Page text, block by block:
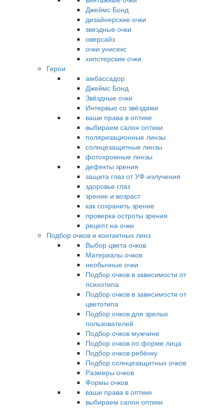
Джеймс Бонд
дизайнерские очки
звездные очки
оверсайз
очки унисекс
хипстерские очки
Герои
амбассадор
Джеймс Бонд
Звёздные очки
Интервью со звёздами
ваши права в оптике
выбираем салон оптики
поляризационные линзы
солнцезащитные линзы
фотохромные линзы
дефекты зрения
защита глаз от УФ-излучения
здоровье глаз
зрение и возраст
как сохранить зрение
проверка остроты зрения
рецепт на очки
Подбор очков и контактных линз
Выбор цвета очков
Материалы очков
необычные очки
Подбор очков в зависимости от
психотипа
Подбор очков в зависимости от
цветотипа
Подбор очков для зрелых
пользователей
Подбор очков мужчине
Подбор очков по форме лица
Подбор очков ребёнку
Подбор солнцезащитных очков
Размеры очков
Формы очков
ваши права в оптике
выбираем салон оптики